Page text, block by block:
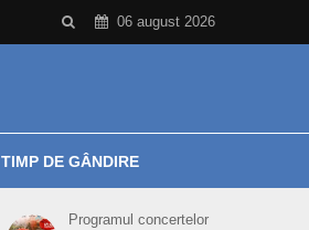
06 august 2026
TIMP DE GÂNDIRE
Programul concertelor